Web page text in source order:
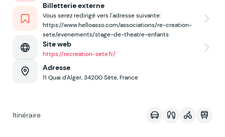
Billetterie externe
Vous serez redirigé vers l'adresse suivante:
https://www.helloasso.com/associations/re-creation-
sete/evenements/stage-de-theatre-enfants
Site web
https://recreation-sete.fr/
Adresse
11 Quai d'Alger, 34200 Sète, France
Itinéraire